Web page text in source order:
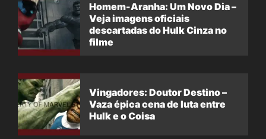
Homem-Aranha: Um Novo Dia –
Veja imagens oficiais
descartadas do Hulk Cinza no
filme
Vingadores: Doutor Destino –
Vaza épica cena de luta entre
Hulk e o Coisa